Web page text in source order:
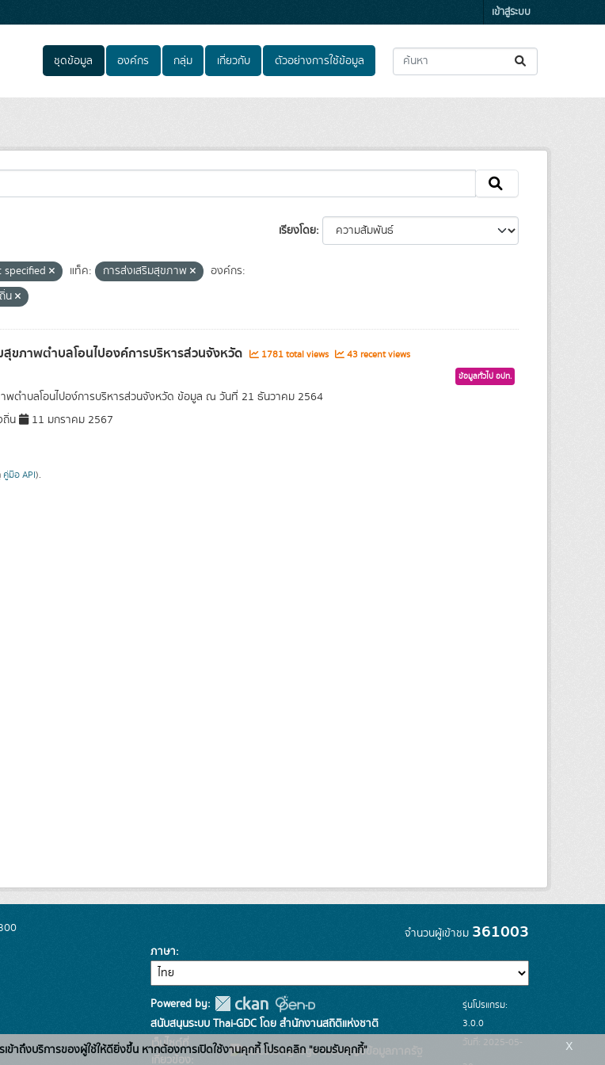
เข้าสู่ระบบ
ชุดข้อมูล องค์กร กลุ่ม เกี่ยวกับ ตัวอย่างการใช้ข้อมูล
เรียงโดย
specified แท็ค: การส่งเสริมสุขภาพ
องค์กร:
น
สุขภาพตำบลโอนไปองค์การบริหารส่วนจังหวัด 1781 total views 43 recent views
ข้อมูลทั่วไป อปท.
พตำบลโอนไปอง์การบริหารส่วนจังหวัด ข้อมูล ณ วันที่ 21 ธันวาคม 2564
ถิ่น
11 มกราคม 2567
คู่มือ API).
จำนวนผู้เข้าชม 361003
ภาษา
Powered by:
สนับสนุนระบบ Thai-GDC โดย สำนักงานสถิติแห่งชาติ
เว็บไซต์ที่
เกี่ยวข้อง:
ระบบบัญชีข้อมูลภาครัฐ
รุ่นโปรแกรม:
3.0.0
วันที่: 2025-05-
ข้าถึงบริการของผู้ใช้ให้ดียิ่งขึ้น หากต้องการเปิดใช้งานคุกกี้ โปรดคลิก "ยอมรับคุกกี้" x